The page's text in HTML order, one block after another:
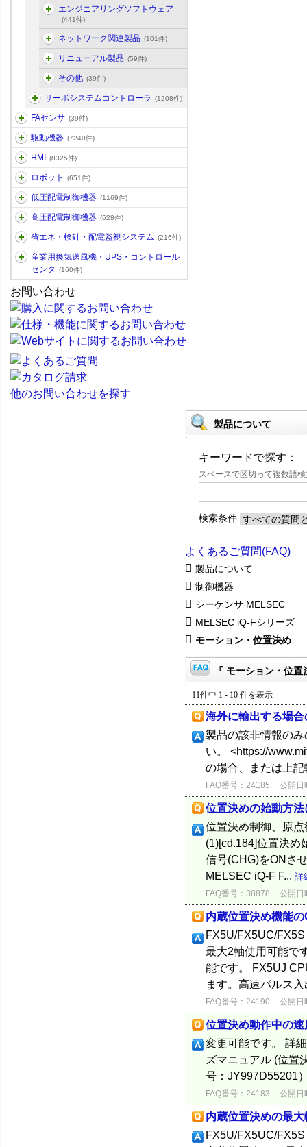
エンジニアリングソフトウェア
(441件)
ネットワーク関連製品 (101件)
リニューアル製品 (59件)
その他 (39件)
サーボシステムコントローラ (1208件)
FAセンサ (39件)
駆動機器 (7240件)
HMI (8325件)
ロボット (651件)
低圧配電制御機器 (1169件)
高圧配電制御機器 (628件)
省エネ・検針・配電監視システム (216件)
産業用換気送風機・UPS・コントロール
センタ
(160件)
お問い合わせ
他のお問い合わせを探す
製品について
キーワードで探す：
スペースで区切って複数語
検索条件
よくあるご質問(FAQ)
製品について
制御機器
シーケンサ MELSEC
MELSEC iQ-Fシリーズ
モーション・位置決め
『 モーション・位
11件中 1 - 10 件を表示
海外に輸出する場
製品の該非情報の
い。 <https://
の場合、または上
FAQ番号：24185 公開日
位置決めの始動方法
位置決め制御、原
(1)[cd.184]位置決め
信号(CHG)をONさ
MELSEC iQ-F F... 詳
FAQ番号：38878 公開日
内蔵位置決め機能
FX5U/FX5UC/
最大2軸使用可能で
能です。 FX5UJ
ます。高速パルス
FAQ番号：24190 公開日
位置決め動作中の
変更可能です。 詳
ズマニュアル (位置
号：JY997D55201
FAQ番号：24183 公開日
内蔵位置決めの最
FX5U/FX5UC/